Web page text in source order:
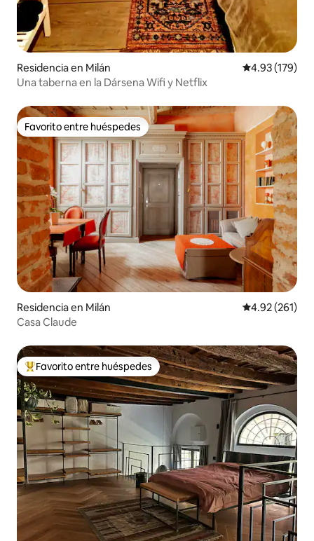
Residencia en Milán Calificación
4.93 (179)
Una taberna en la Dársena Wifi y Netflix
Favorito entre huéspedes
Favorito entre huéspedes
Residencia en Milán Calificación
4.92 (261)
Casa Claude
De los mejores en Favorito entre huéspedes
Favorito entre huéspedes